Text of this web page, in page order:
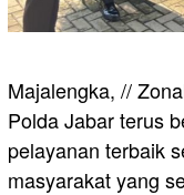
Majalengka, //
Polda Jabar terus
pelayanan terbaik
masyarakat yang